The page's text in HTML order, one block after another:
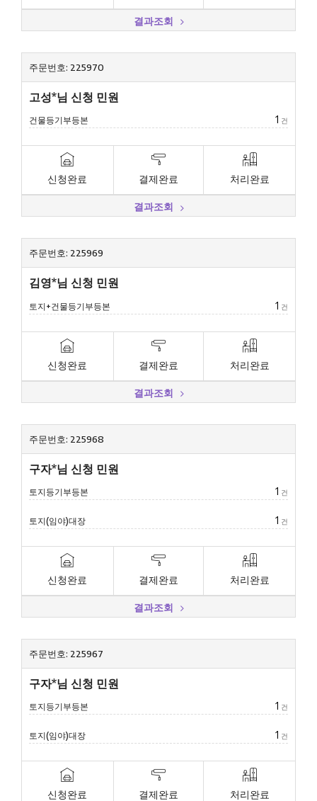
결과조회
주문번호: 225970
고성*님 신청 민원
건물등기부등본 1 건
신청완료 결제완료 처리완료
결과조회
주문번호: 225969
김영*님 신청 민원
토지+건물등기부등본 1 건
신청완료 결제완료 처리완료
결과조회
주문번호: 225968
구자*님 신청 민원
토지등기부등본 1 건
토지(임야)대장 1 건
신청완료 결제완료 처리완료
결과조회
주문번호: 225967
구자*님 신청 민원
토지등기부등본 1 건
토지(임야)대장 1 건
신청완료 결제완료 처리완료